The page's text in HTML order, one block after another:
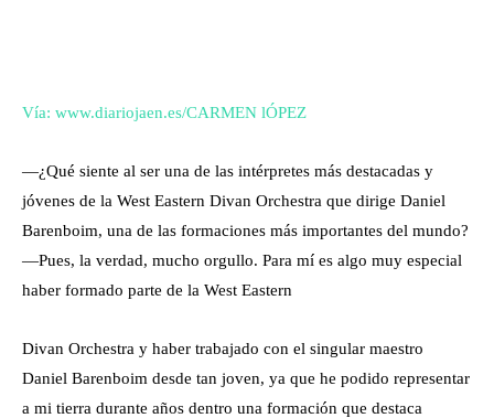
Vía: www.diariojaen.es/CARMEN lÓPEZ
—¿Qué siente al ser una de las intérpretes más destacadas y
jóvenes de la West Eastern Divan Orchestra que dirige Daniel
Barenboim, una de las formaciones más importantes del mundo?
—Pues, la verdad, mucho orgullo. Para mí es algo muy especial
haber formado parte de la West Eastern
Divan Orchestra y haber trabajado con el singular maestro
Daniel Barenboim desde tan joven, ya que he podido representar
a mi tierra durante años dentro una formación que destaca